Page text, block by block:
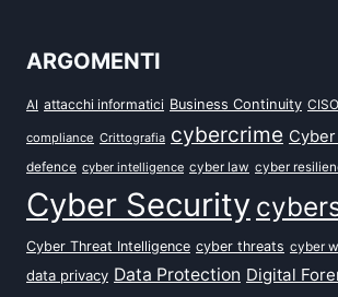
ARGOMENTI
AI attacchi informatici Business Continuity CISO
compliance Crittografia cybercrime
defence cyber intelligence cyber law cyber
Cyber Security
Cyber Threat Intelligence cyber threats cyber
data privacy Data Protection Digital